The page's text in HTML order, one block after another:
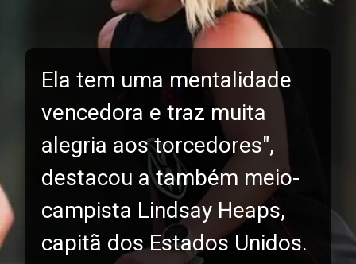
Ela tem uma mentalidade
vencedora e traz muita
alegria aos torcedores",
destacou a também meio-
campista Lindsay Heaps,
capitã dos Estados Unidos.